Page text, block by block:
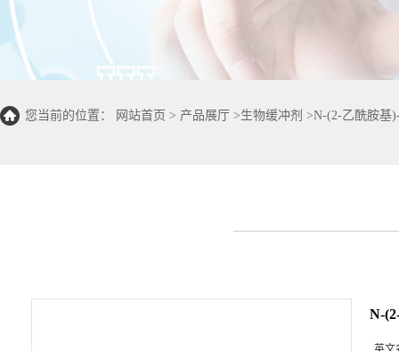
您当前的位置： 网站首页 > 产品展厅 >生物缓冲剂 >N-(2-乙酰胺基
N-